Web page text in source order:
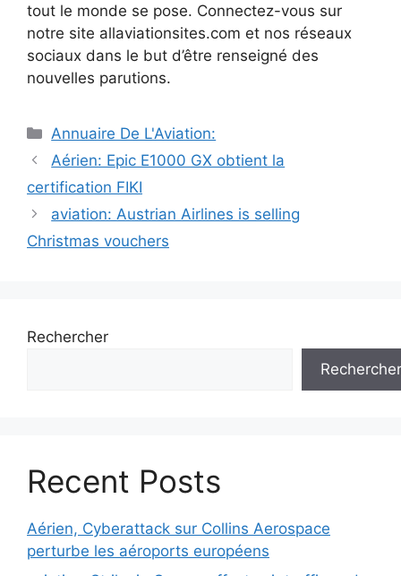
tout le monde se pose. Connectez-vous sur
notre site allaviationsites.com et nos réseaux
sociaux dans le but d’être renseigné des
nouvelles parutions.
Catégories
Annuaire De L'Aviation:
Navigation
des
Aérien: Epic E1000 GX obtient la
certification FIKI
aviation: Austrian Airlines is selling
Christmas vouchers
Rechercher
Rechercher
Recent Posts
Aérien, Cyberattack sur Collins Aerospace
perturbe les aéroports européens